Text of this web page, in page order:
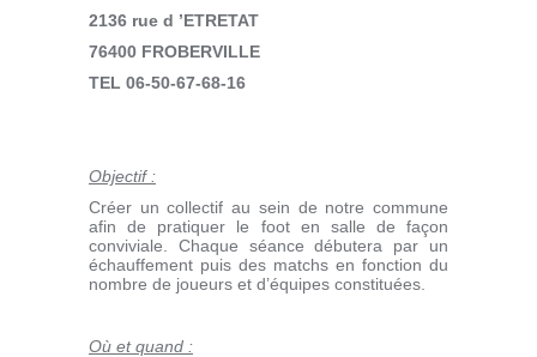
2136 rue d ’ETRETAT
76400 FROBERVILLE
TEL 06-50-67-68-16
Objectif :
Créer un collectif au sein de notre commune
afin de pratiquer le foot en salle de façon
conviviale. Chaque séance débutera par un
échauffement puis des matchs en fonction du
nombre de joueurs et d’équipes constituées.
Où et quand :